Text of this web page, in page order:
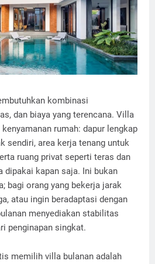
kombinasi
dan biaya yang terencana. Villa
rumah: dapur lengkap
sendiri, area kerja tenang untuk
ruang privat seperti teras dan
dipakai kapan saja. Ini bukan
bagi orang yang bekerja jarak
atau ingin beradaptasi dengan
menyediakan stabilitas
penginapan singkat.
memilih villa bulanan adalah